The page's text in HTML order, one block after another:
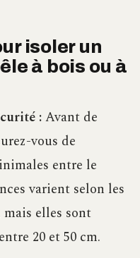
isoler un
à bois ou à
:Avant de
vous de
entre le
varient selon les
elles sont
20 et 50 cm.